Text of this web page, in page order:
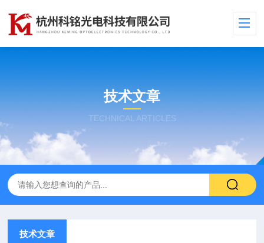
技术文章
TECHNICAL ARTICLES
技术文章